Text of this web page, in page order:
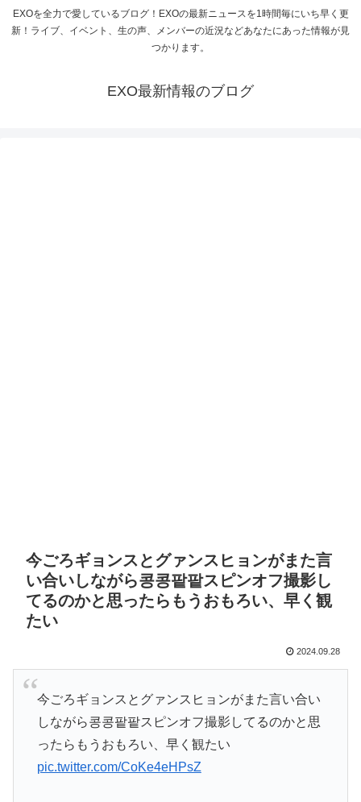
EXOを全力で愛しているブログ！EXOの最新ニュースを1時間毎にいち早く更
新！ライブ、イベント、生の声、メンバーの近況などあなたにあった情報が見
つかります。
EXO最新情報のブログ
今ごろギョンスとグァンスヒョンがまた言
い合いしながら콩콩팥팥スピンオフ撮影し
てるのかと思ったらもうおもろい、早く観
たい
2024.09.28
今ごろギョンスとグァンスヒョンがまた言い合い
しながら콩콩팥팥スピンオフ撮影してるのかと思
ったらもうおもろい、早く観たい
pic.twitter.com/CoKe4eHPsZ